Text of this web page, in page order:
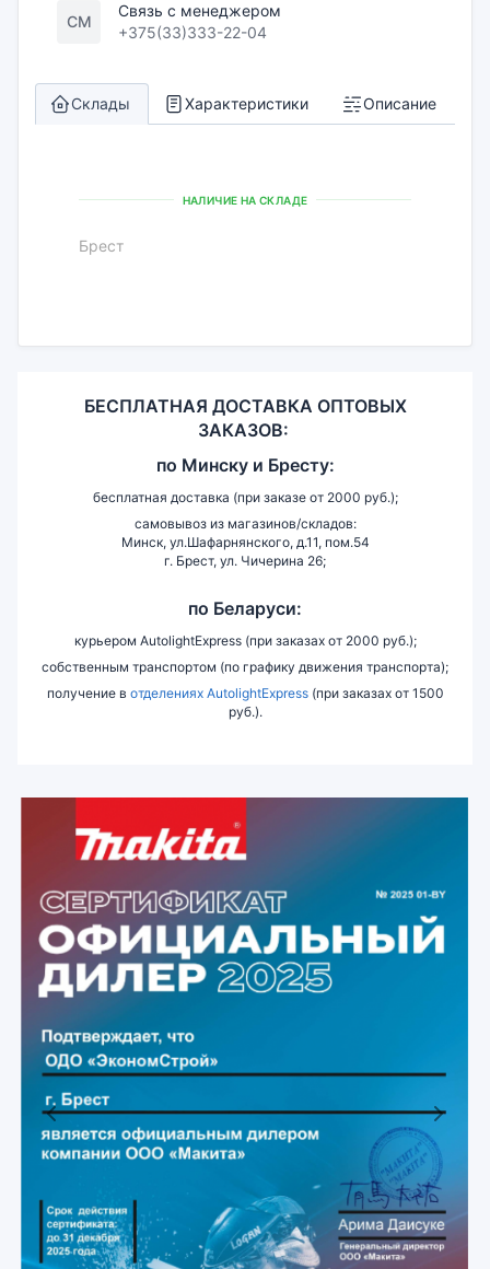
СМ
Связь с менеджером
+375(33)333-22-04
Склады Характеристики Описание
НАЛИЧИЕ НА СКЛАДЕ
Брест
БЕСПЛАТНАЯ ДОСТАВКА ОПТОВЫХ
ЗАКАЗОВ:
по Минску и Бресту:
бесплатная доставка (при заказе от 2000 руб.);
самовывоз из магазинов/складов:
Минск, ул.Шафарнянского, д.11, пом.54
г. Брест, ул. Чичерина 26;
по Беларуси:
курьером AutolightExpress (при заказах от 2000 руб.);
собственным транспортом (по графику движения транспорта);
получение в отделениях AutolightExpress(при заказах от 1500
руб.).
Previous Next